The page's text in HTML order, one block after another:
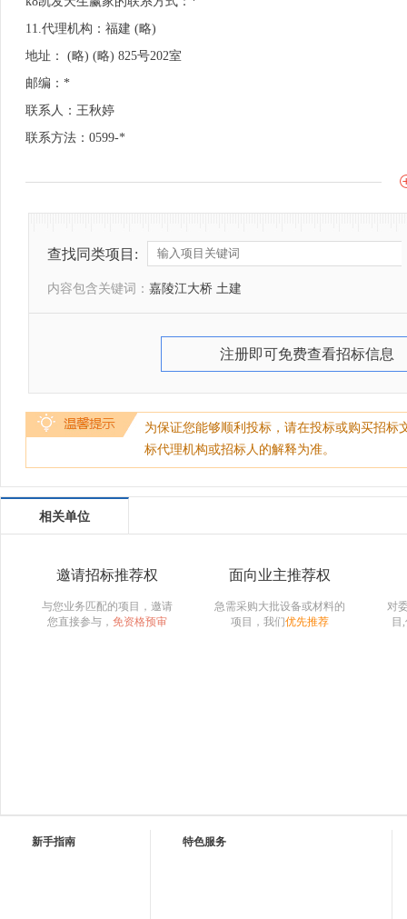
11.代理机构：福建 (略)
地址： (略) (略) 825号202室
邮编：*
联系人：王秋婷
联系方法：0599-*
查找同类项目:
内容包含关键词： 嘉陵江大桥 土建
注册即可免费查看招标信息
为保证您能够顺利投标，请在投标或购买招
标代理机构或招标人的解释为准。
相关单位
邀请招标推荐权
与您业务匹配的项目，邀请
您直接参与， 免资格预审
面向业主推荐权
急需采购大批设备或材料的
项目，我们优先推荐
对
目
新手指南 特色服务